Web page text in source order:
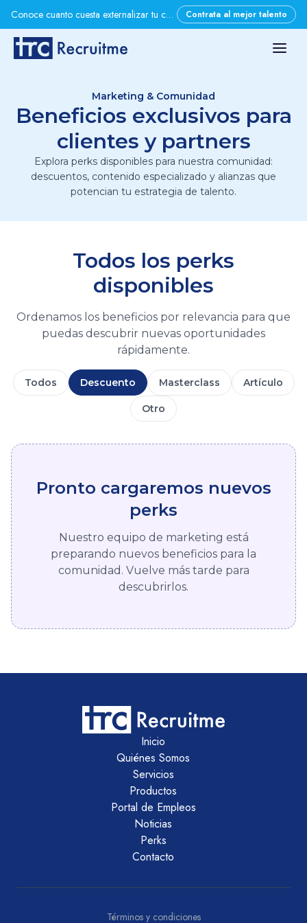
Conoce cuanto cuesta externalizar tu contratación con nosotros Contrata al mejor talento
Marketing & Comunidad
Beneficios exclusivos para
clientes y partners
Explora perks disponibles para nuestra comunidad:
descuentos, contenido especializado y alianzas que
potencian tu estrategia de talento.
Todos los perks
disponibles
Ordenamos los beneficios por relevancia para que
puedas descubrir nuevas oportunidades
rápidamente.
Todos Descuento Masterclass Artículo
Otro
Pronto cargaremos nuevos
perks
Nuestro equipo de marketing está
preparando nuevos beneficios para la
comunidad. Vuelve más tarde para
descubrirlos.
Inicio
Quiénes Somos
Servicios
Productos
Portal de Empleos
Noticias
Perks
Contacto
Términos y condiciones